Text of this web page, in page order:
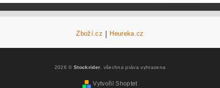
Zboží.cz Heureka.cz
2026 ©Stockrider , všechna práva vyhrazena
Vytvořil Shoptet